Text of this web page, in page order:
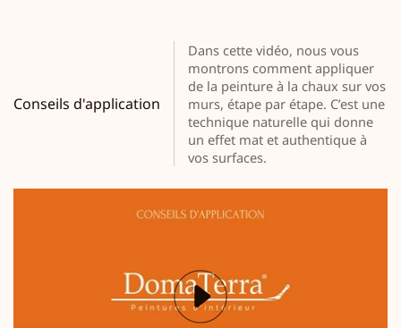
Conseils d'application
Dans cette vidéo, nous vous
montrons comment appliquer
de la peinture à la chaux sur vos
murs, étape par étape. C’est une
technique naturelle qui donne
un effet mat et authentique à
vos surfaces.